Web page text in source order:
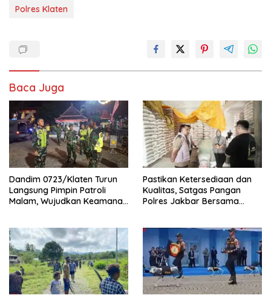
Polres Klaten
Baca Juga
Dandim 0723/Klaten Turun
Langsung Pimpin Patroli
Malam, Wujudkan Keamanan
Pastikan Ketersediaan dan
Kualitas, Satgas Pangan
Polres Jakbar Bersama
Cengkareng